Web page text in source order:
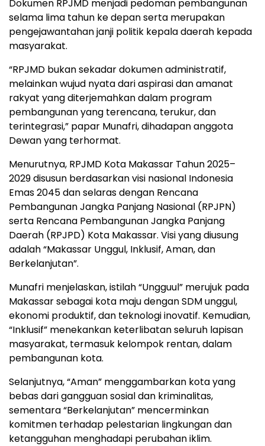
Dokumen RPJMD menjadi pedoman pembangunan
selama lima tahun ke depan serta merupakan
pengejawantahan janji politik kepala daerah kepada
masyarakat.
“RPJMD bukan sekadar dokumen administratif,
melainkan wujud nyata dari aspirasi dan amanat
rakyat yang diterjemahkan dalam program
pembangunan yang terencana, terukur, dan
terintegrasi,” papar Munafri, dihadapan anggota
Dewan yang terhormat.
Menurutnya, RPJMD Kota Makassar Tahun 2025–
2029 disusun berdasarkan visi nasional Indonesia
Emas 2045 dan selaras dengan Rencana
Pembangunan Jangka Panjang Nasional (RPJPN)
serta Rencana Pembangunan Jangka Panjang
Daerah (RPJPD) Kota Makassar. Visi yang diusung
adalah “Makassar Unggul, Inklusif, Aman, dan
Berkelanjutan”.
Munafri menjelaskan, istilah “Ungguul” merujuk pada
Makassar sebagai kota maju dengan SDM unggul,
ekonomi produktif, dan teknologi inovatif. Kemudian,
“Inklusif” menekankan keterlibatan seluruh lapisan
masyarakat, termasuk kelompok rentan, dalam
pembangunan kota.
Selanjutnya, “Aman” menggambarkan kota yang
bebas dari gangguan sosial dan kriminalitas,
sementara “Berkelanjutan” mencerminkan
komitmen terhadap pelestarian lingkungan dan
ketangguhan menghadapi perubahan iklim.